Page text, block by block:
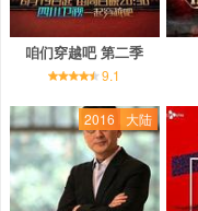
咱们穿越吧 第二季
9.1
2016 大陆